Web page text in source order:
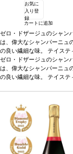
お気に
入り登
録
カートに追加
ゼロ・ドザージュのシャン
は、偉大なシャンパーニュ
の良い繊細な味。 テイステ
く生き生きとした泡がリボ
複雑、そして十分に完成し
細なアロマが、より酸味の
く、クリーンで調和がとれ
や生魚と繊細なハーモニー
ピノ・ノワール、40% シ
ゼロ・ドザージュのシャン
は、偉大なシャンパーニュ
の良い繊細な味。 テイステ
細なアロマが、より酸味の
豊か、そして程よい密度が
ルーツのコンポートのよ
く、クリーンで調和がとれ
や生魚と繊細なハーモニー
ピノ・ノワール、40% シ